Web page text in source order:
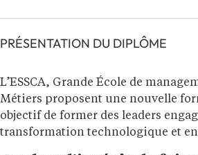
PRÉSENTATION DU DIPLÔME
L’ESSCA, Grande École de
Métiers proposent une nouvelle
objectif de former des leaders
transformation technologique et